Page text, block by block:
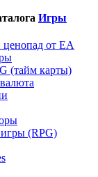
Игры
от EA
(тайм карты)
(RPG)